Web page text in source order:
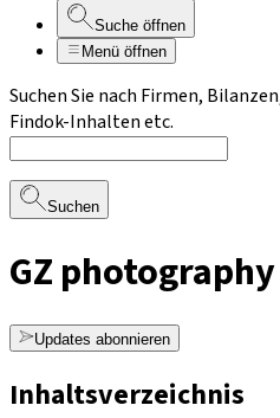
Suche öffnen
Menü öffnen
Suchen Sie nach Firmen,
Findok-Inhalten etc.
Suchen
GZ
Updates abonnieren
Inhaltsverzeichnis